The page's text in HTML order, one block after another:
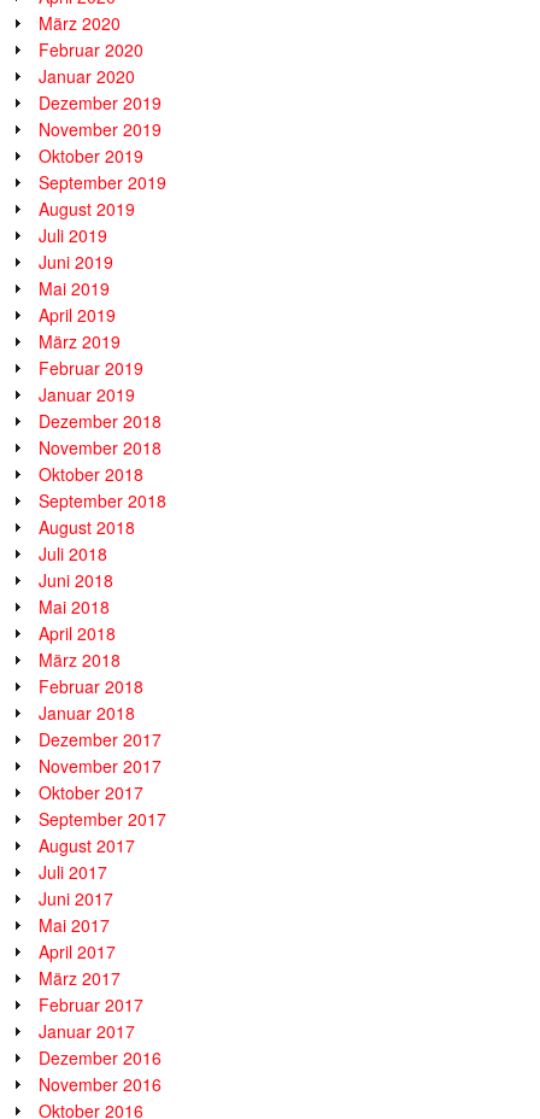
März 2020
Februar 2020
Januar 2020
Dezember 2019
November 2019
Oktober 2019
September 2019
August 2019
Juli 2019
Juni 2019
Mai 2019
April 2019
März 2019
Februar 2019
Januar 2019
Dezember 2018
November 2018
Oktober 2018
September 2018
August 2018
Juli 2018
Juni 2018
Mai 2018
April 2018
März 2018
Februar 2018
Januar 2018
Dezember 2017
November 2017
Oktober 2017
September 2017
August 2017
Juli 2017
Juni 2017
Mai 2017
April 2017
März 2017
Februar 2017
Januar 2017
Dezember 2016
November 2016
Oktober 2016